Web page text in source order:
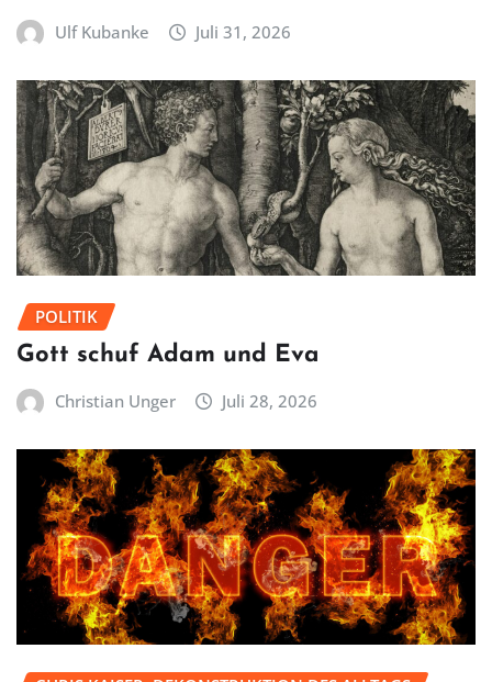
Ulf Kubanke Juli 31, 2026
POLITIK
Gott schuf Adam und Eva
Christian Unger Juli 28, 2026